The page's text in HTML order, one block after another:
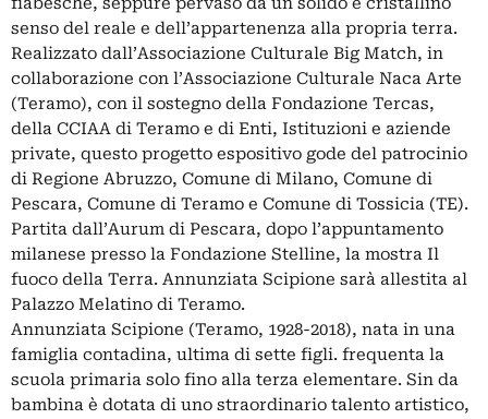
senso del reale e dell’appartenenza alla propria terra.
Realizzato dall’Associazione Culturale Big Match, in
collaborazione con l’Associazione Culturale Naca Arte
(Teramo), con il sostegno della Fondazione Tercas,
della CCIAA di Teramo e di Enti, Istituzioni e aziende
private, questo progetto espositivo gode del patrocinio
di Regione Abruzzo, Comune di Milano, Comune di
Pescara, Comune di Teramo e Comune di Tossicia (TE).
Partita dall’Aurum di Pescara, dopo l’appuntamento
milanese presso la Fondazione Stelline, la mostra Il
fuoco della Terra. Annunziata Scipione sarà allestita al
Palazzo Melatino di Teramo.
Annunziata Scipione (Teramo, 1928-2018), nata in una
famiglia contadina, ultima di sette figli. frequenta la
scuola primaria solo fino alla terza elementare. Sin da
bambina è dotata di uno straordinario talento artistico,